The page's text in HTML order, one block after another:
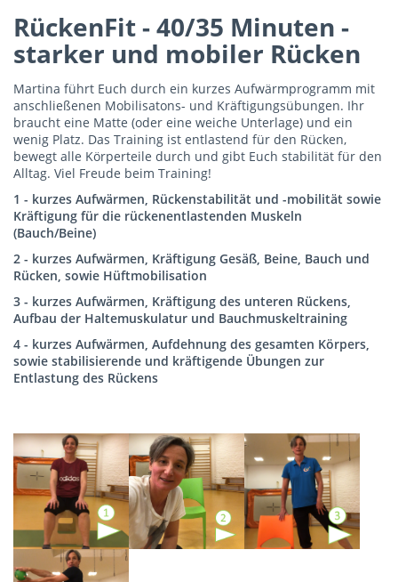
RückenFit - 40/35 Minuten -
starker und mobiler Rücken
Martina führt Euch durch ein kurzes Aufwärmprogramm mit
anschließenen Mobilisatons- und Kräftigungsübungen. Ihr
braucht eine Matte (oder eine weiche Unterlage) und ein
wenig Platz. Das Training ist entlastend für den Rücken,
bewegt alle Körperteile durch und gibt Euch stabilität für den
Alltag. Viel Freude beim Training!
1 - kurzes Aufwärmen, Rückenstabilität und -mobilität sowie
Kräftigung für die rückenentlastenden Muskeln
(Bauch/Beine)
2 - kurzes Aufwärmen, Kräftigung Gesäß, Beine, Bauch und
Rücken, sowie Hüftmobilisation
3 - kurzes Aufwärmen, Kräftigung des unteren Rückens,
Aufbau der Haltemuskulatur und Bauchmuskeltraining
4 - kurzes Aufwärmen, Aufdehnung des gesamten Körpers,
sowie stabilisierende und kräftigende Übungen zur
Entlastung des Rückens